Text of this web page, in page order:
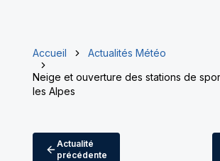
Accueil
Actualités Météo
Neige et ouverture des stations de
les Alpes
Actualité
précédente